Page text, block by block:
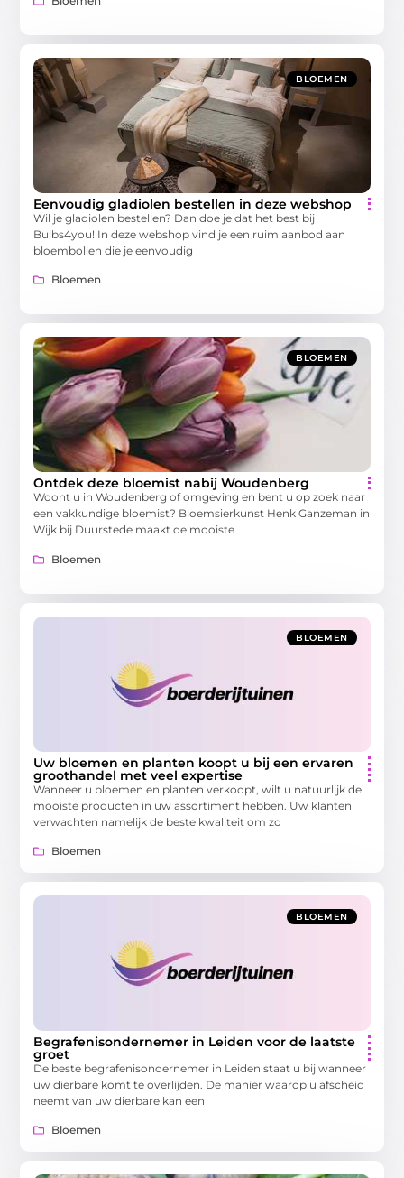
BLOEMEN
Eenvoudig gladiolen bestellen in deze webshop
Wil je gladiolen bestellen? Dan doe je dat het best bij
Bulbs4you! In deze webshop vind je een ruim aanbod aan
bloembollen die je eenvoudig
Bloemen
BLOEMEN
Ontdek deze bloemist nabij Woudenberg
Woont u in Woudenberg of omgeving en bent u op zoek naar
een vakkundige bloemist? Bloemsierkunst Henk Ganzeman in
Wijk bij Duurstede maakt de mooiste
Bloemen
BLOEMEN
Uw bloemen en planten koopt u bij een ervaren
groothandel met veel expertise
Wanneer u bloemen en planten verkoopt, wilt u natuurlijk de
mooiste producten in uw assortiment hebben. Uw klanten
verwachten namelijk de beste kwaliteit om zo
Bloemen
BLOEMEN
Begrafenisondernemer in Leiden voor de laatste
groet
De beste begrafenisondernemer in Leiden staat u bij wanneer
uw dierbare komt te overlijden. De manier waarop u afscheid
neemt van uw dierbare kan een
Bloemen